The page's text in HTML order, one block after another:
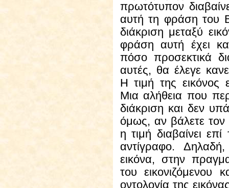
πρωτότυπον
αυτή τη φράση του
διάκριση μεταξύ
φράση αυτή έχει
πόσο προσεκτικά
αυτές, θα έλεγε
Η τιμή της εικόνος
Μια αλήθεια που
διάκριση και δεν
όμως, αν βάλετε τον
η τιμή διαβαίνει
αντίγραφο.
εικόνα, στην
του εικονιζόμενου
οντολογία της